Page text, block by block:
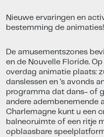
Nieuwe ervaringen en
bestemming de animaties!
De amusementszones
en de Nouvelle Floride.
overdag animatie plaats:
danslessen en 's avonds
programma dat dans- of
andere adembenemende
Charlemagne kunt u een
balneoruimte of een ritje
opblaasbare